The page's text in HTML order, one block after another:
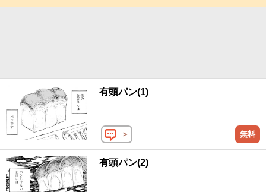
有頭パン(1)
＞ 無料
有頭パン(2)